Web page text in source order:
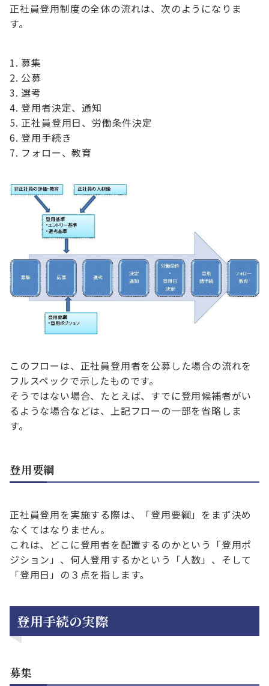
正社員登用制度の全体の流れは、次のようになりま
す。
募集
公募
選考
登用者決定、通知
正社員登用日、労働条件決定
登用手続き
フォロー、教育
このフローは、正社員登用者を公募した場合の流れを
フルスペックで示したものです。
そうではない場合、たとえば、すでに登用候補者がい
るような場合などは、上記フローの一部を省略しま
す。
登用要綱
正社員登用を実施する際は、「登用要綱」をまず決め
なくてはなりません。
これは、どこに登用者を配置するのかという「登用ポ
ジション」、何人登用するかという「人数」、そして
「登用日」の３点を指します。
登用手続の実際
募集